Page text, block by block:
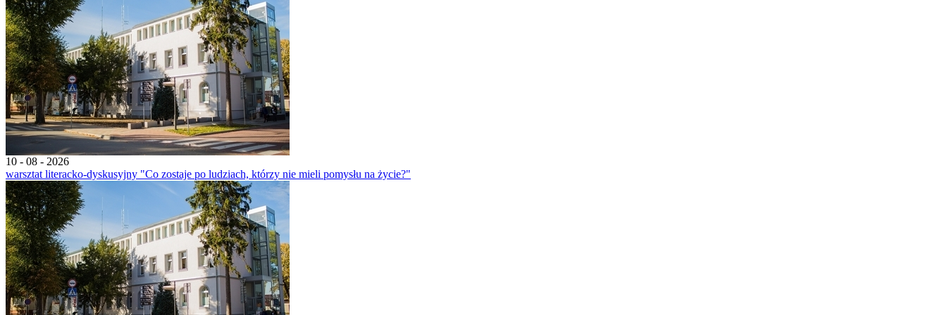
10 - 08 - 2026
warsztat literacko-dyskusyjny "Co zostaje po ludziach, którzy nie mieli pomysłu na życie?"